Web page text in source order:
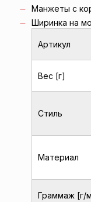
Манжеты с
Ширинка на
Артикул
Вес [г]
Стиль
Материал
Граммаж [г/